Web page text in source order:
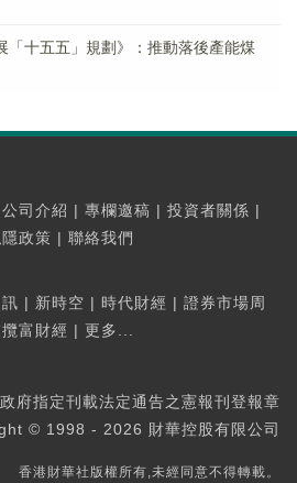
「十五五」規劃》：推動落後產能煤
公司介紹 | 專欄邀稿 | 投資者關係 |
政策 | 聯絡我們
| 新時空 | 時代財經 | 證券市場周
攬富財經 | 更多...
府指定刊載法定通告之憲報刊登報章
© 1998 - 2026 財華控股有限公司
香港財華社版權所有,未經同意不得轉載。